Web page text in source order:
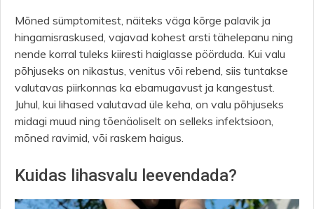
Mõned sümptomitest, näiteks väga kõrge palavik ja
hingamisraskused, vajavad kohest arsti tähelepanu ning
nende korral tuleks kiiresti haiglasse pöörduda. Kui valu
põhjuseks on nikastus, venitus või rebend, siis tuntakse
valutavas piirkonnas ka ebamugavust ja kangestust.
Juhul, kui lihased valutavad üle keha, on valu põhjuseks
midagi muud ning tõenäoliselt on selleks infektsioon,
mõned ravimid, või raskem haigus.
Kuidas lihasvalu leevendada?